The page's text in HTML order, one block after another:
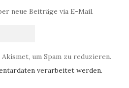
neue Beiträge via E-Mail.
um Spam zu reduzieren.
verarbeitet werden.